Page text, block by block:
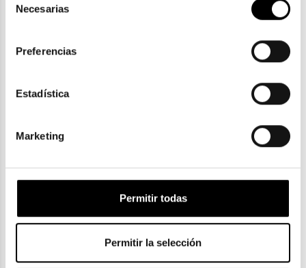
la política de privacidad en el siguiente
. Consulta
Necesarias
Preferencias
Estadística
Marketing
Permitir todas
Permitir la selección
LACOSTE L 6029S
ENVIOS Y DEVOLUCIONES
CLICK & COLLECT